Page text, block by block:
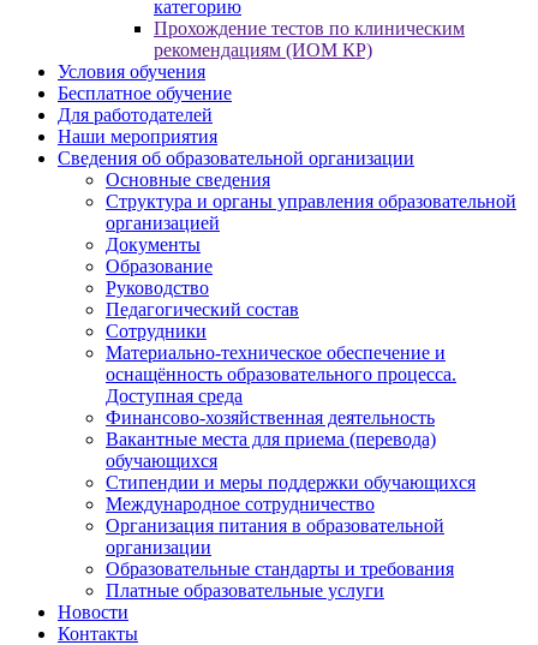
категорию
Прохождение тестов по клиническим
рекомендациям (ИОМ КР)
Условия обучения
Бесплатное обучение
Для работодателей
Наши мероприятия
Сведения об образовательной организации
Основные сведения
Структура и органы управления образовательной
организацией
Документы
Образование
Руководство
Педагогический состав
Сотрудники
Материально-техническое обеспечение и
оснащённость образовательного процесса.
Доступная среда
Финансово-хозяйственная деятельность
Вакантные места для приема (перевода)
обучающихся
Стипендии и меры поддержки обучающихся
Международное сотрудничество
Организация питания в образовательной
организации
Образовательные стандарты и требования
Платные образовательные услуги
Новости
Контакты